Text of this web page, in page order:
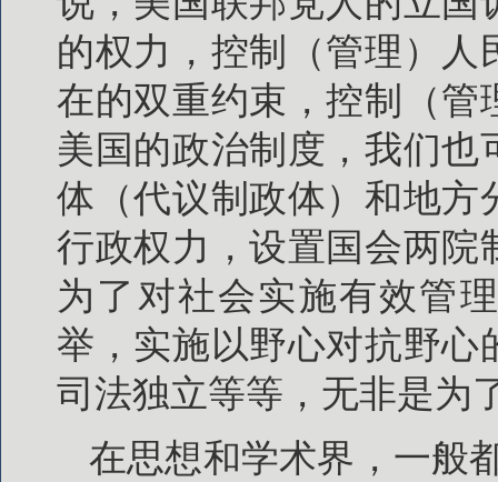
的权力，控制（管理）
在的双重约束，控制（管
美国的政治制度，我们
体（代议制政体）和地方
行政权力，设置国会两院
为了对社会实施有效管
举，实施以野心对抗野
司法独立等等，无非是为
在思想和学术界，一般